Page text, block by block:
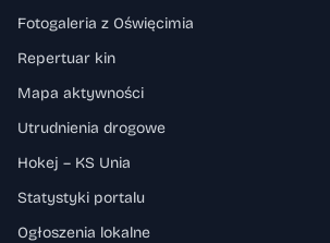
Fotogaleria z Oświęcimia
Repertuar kin
Mapa aktywności
Utrudnienia drogowe
Hokej – KS Unia
Statystyki portalu
Ogłoszenia lokalne